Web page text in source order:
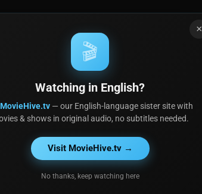
×
🎬
Watching in English?
MovieHive.tv — our English-language sister site with
& shows in original audio, no subtitles needed.
Visit MovieHive.tv →
No thanks, keep watching here